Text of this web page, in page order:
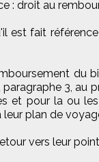
: droit au
est fait
du
paragraphe 3, au
et pour la ou
plan de
vers leur